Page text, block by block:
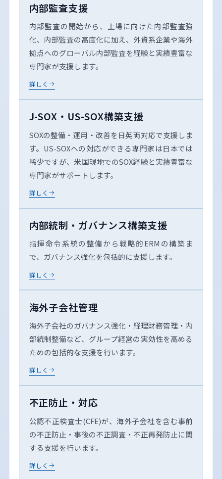
内部監査支援
内部監査の開始から、上場に向けた内部監査強
化、内部監査の高度化に加え、外資系企業や海外
拠点へのグローバル内部監査を経験と実績豊富な
専門家が支援します。
詳しく
J-SOX・US-SOX構築支援
SOXの整備・運用・改善を日英両対応で支援しま
す。US-SOXへの対応ができる専門家は日本では
稀少ですが、米国現地でのSOX経験と実績豊富な
専門家がサポートします。
詳しく
内部統制・ガバナンス構築支援
指揮命令系統の整備から戦略的ERMの構築ま
で、ガバナンス強化を包括的に支援します。
詳しく
海外子会社管理
海外子会社のガバナンス強化・経理財務管理・内
部統制整備など、グループ経営の実効性を高める
ための包括的な支援を行います。
詳しく
不正防止・対応
公認不正検査士(CFE)が、海外子会社を含む事前
の不正防止・事後の不正調査・不正再発防止に関
する支援を行います。
詳しく